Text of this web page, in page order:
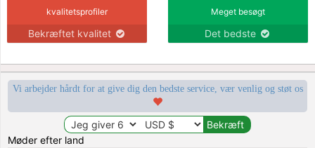
kvalitetsprofiler
Bekræftet kvalitet
Meget besøgt
Det bedste
Vi arbejder hårdt for at give dig den bedste service, vær venlig og støt os
Møder efter land